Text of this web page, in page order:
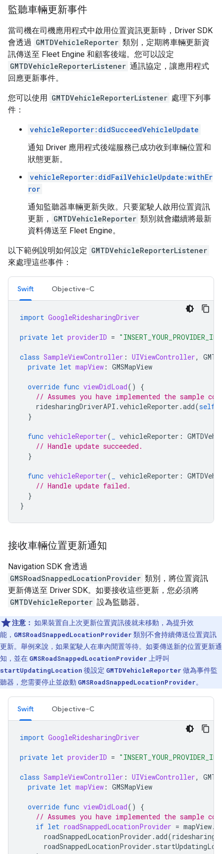
監聽車輛更新事件
當司機在司機應用程式中啟用位置資訊更新時，Driver SDK
會透過 GMTDVehicleReporter 類別，定期將車輛更新資
訊傳送至 Fleet Engine 和顧客後端。您可以設定
GMTDVehicleReporterListener 通訊協定，讓應用程式
回應更新事件。
您可以使用 GMTDVehicleReporterListener 處理下列事
件：
vehicleReporter:didSucceedVehicleUpdate
通知 Driver 應用程式後端服務已成功收到車輛位置和
狀態更新。
vehicleReporter:didFailVehicleUpdate:withEr
ror
通知監聽器車輛更新失敗。只要駕駛人啟用位置資訊
更新，
GMTDVehicleReporter 類別就會繼續將最新
資料傳送至 Fleet Engine。
以下範例說明如何設定 GMTDVehicleReporterListener
來處理這些事件：
Swift Objective-C
import GoogleRidesharingDriver
private let providerID = "INSERT_YOUR_PROVIDER_ID"
class SampleViewController : UIViewController,
private let mapView : GMSMapView
override func viewDidLoad()
{
// Assumes you have implemented the sample
ridesharingDriverAPI .vehicleReporter .add(self
}
func vehicleReporter( vehicleReporter :
// Handle update succeeded.
}
func vehicleReporter( vehicleReporter :
// Handle update failed.
}
}
接收車輛位置更新通知
Navigation SDK 會透過
GMSRoadSnappedLocationProvider 類別，將位置資訊
更新傳送至 Driver SDK。如要接收這些更新，您必須將
GMTDVehicleReporter 設為監聽器。
注意： 如果裝置自上次更新位置資訊後就未移動，為提升效
能， GMSRoadSnappedLocationProvider 類別不會持續傳送位置資訊
更新。舉例來說，如果駕駛人在車內閒置等待。如要傳送新的位置更新通
知，並在 GMSRoadSnappedLocationProvider 上呼叫
startUpdatingLocation 後設定 GMTDVehicleReporter 做為事件監
聽器，您需要停止並啟動 GMSRoadSnappedLocationProvider。
Swift Objective-C
import GoogleRidesharingDriver
private let providerID = "INSERT_YOUR_PROVIDER_ID"
class SampleViewController : UIViewController,
private let mapView : GMSMapView
override func viewDidLoad()
{
// Assumes you have implemented the sample
if let roadSnappedLocationProvider = mapView.
roadSnappedLocationProvider .add(
roadSnappedLocationProvider .